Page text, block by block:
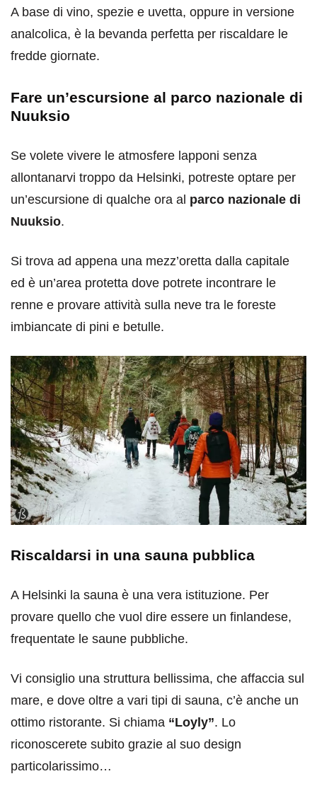
A base di vino, spezie e uvetta, oppure in versione
analcolica, è la bevanda perfetta per riscaldare le
fredde giornate.
Fare un’escursione al parco nazionale di
Nuuksio
Se volete vivere le atmosfere lapponi senza
allontanarvi troppo da Helsinki, potreste optare per
un’escursione di qualche ora al parco nazionale di
Nuuksio.
Si trova ad appena una mezz’oretta dalla capitale
ed è un’area protetta dove potrete incontrare le
renne e provare attività sulla neve tra le foreste
imbiancate di pini e betulle.
Riscaldarsi in una sauna pubblica
A Helsinki la sauna è una vera istituzione. Per
provare quello che vuol dire essere un finlandese,
frequentate le saune pubbliche.
Vi consiglio una struttura bellissima, che affaccia sul
mare, e dove oltre a vari tipi di sauna, c’è anche un
ottimo ristorante. Si chiama “Loyly”. Lo
riconoscerete subito grazie al suo design
particolarissimo…